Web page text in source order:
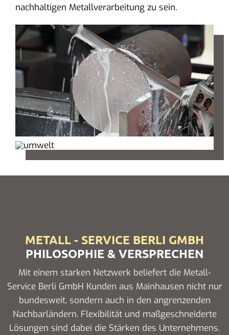
nachhaltigen Metallverarbeitung zu sein.
METALL - SERVICE BERLI GMBH
PHILOSOPHIE & VERSPRECHEN
Mit einem starken Netzwerk beliefert die Metall-
Service Berli GmbH Kunden aus Mainhausen nicht nur
bundesweit, sondern auch in den angrenzenden
Nachbarländern. Flexibilität und maßgeschneiderte
Lösungen sind dabei die Stärken des Unternehmens.